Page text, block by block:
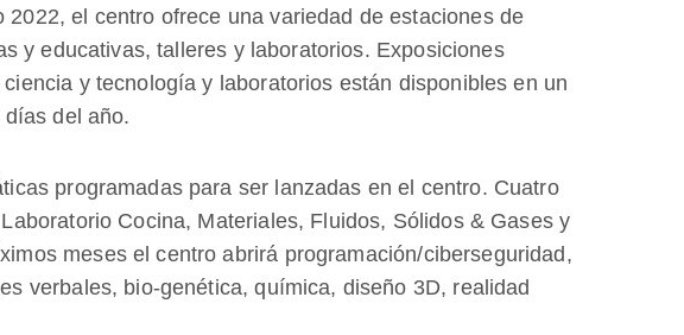
2022, el centro ofrece una variedad de estaciones de
y educativas, talleres y laboratorios. Exposiciones
y tecnología y laboratorios están disponibles en un
del año.
programadas para ser lanzadas en el centro. Cuatro
Cocina, Materiales, Fluidos, Sólidos & Gases y
meses el centro abrirá programación/ciberseguridad,
verbales, bio-genética, química, diseño 3D, realidad